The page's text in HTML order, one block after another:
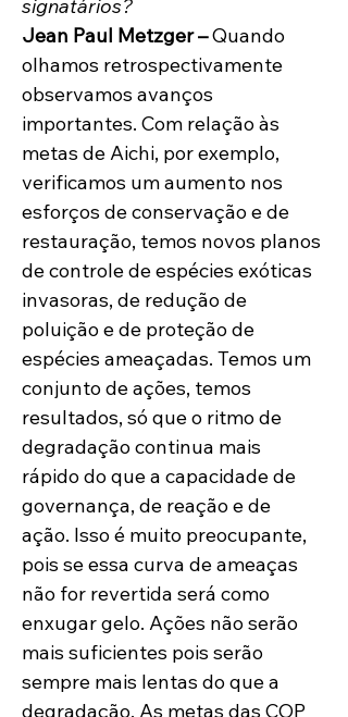
signatários?
Jean Paul Metzger – Quando
olhamos retrospectivamente
observamos avanços
importantes. Com relação às
metas de Aichi, por exemplo,
verificamos um aumento nos
esforços de conservação e de
restauração, temos novos planos
de controle de espécies exóticas
invasoras, de redução de
poluição e de proteção de
espécies ameaçadas. Temos um
conjunto de ações, temos
resultados, só que o ritmo de
degradação continua mais
rápido do que a capacidade de
governança, de reação e de
ação. Isso é muito preocupante,
pois se essa curva de ameaças
não for revertida será como
enxugar gelo. Ações não serão
mais suficientes pois serão
sempre mais lentas do que a
degradação. As metas das COP